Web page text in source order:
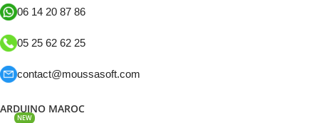
06 14 20 87 86
05 25 62 62 25
contact@moussasoft.com
ARDUINO MAROC
NEW